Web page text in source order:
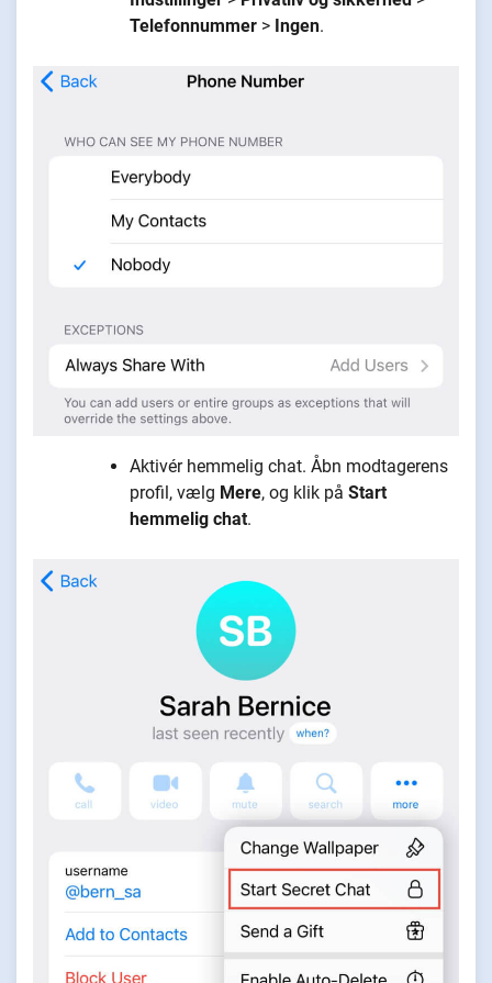
Telefonnummer > Ingen.
Aktivér hemmelig chat. Åbn modtagerens
profil, vælg Mere, og klik på Start
hemmelig chat.